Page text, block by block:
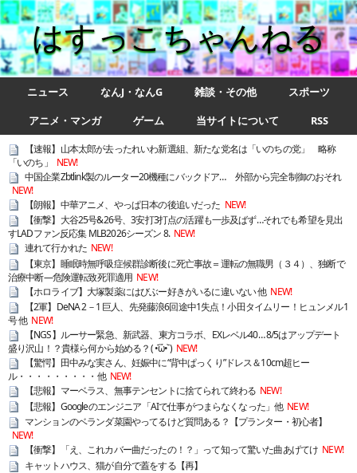
はすっこちゃんねる
ニュース なんJ・なんG 雑談・その他
スポーツ
アニメ・マンガ
ゲーム 当サイトについて RSS
【速報】山本太郎が去ったれいわ新選組、新たな党名は「いのちの党」 略称
「いのち」
NEW!
中国企業Zbtlink製のルーター20機種にバックドア… 外部から完全制御のおそれ
NEW!
【朗報】中華アニメ、やっぱ日本の後追いだった NEW!
【衝撃】大谷25号&26号、3安打3打点の活躍も一歩及ばず…それでも希望を見出
すLADファン反応集 MLB2026シーズン 8. NEW!
連れて行かれた NEW!
【東京】睡眠時無呼吸症候群診断後に死亡事故＝運転の無職男（３４）、独断で
治療中断―危険運転致死罪適用 NEW!
【ホロライブ】大塚製薬にはびぶー好きがいるに違いない 他 NEW!
【2軍】DeNA 2－1 巨人、先発藤浪6回途中1失点！小田タイムリー！ヒュンメル1
号 他 NEW!
【NGS】ルーサー緊急、新武器、東方コラボ、EXレベル40… 8/5はアップデート
盛り沢山！？貴様ら何から始める？( •᷄ὤ•᷅ ) NEW!
【驚愕】田中みな実さん、妊娠中に“背中ぱっくり”ドレス＆10cm超ヒー
ル・・・・・・・・・他 NEW!
【悲報】マーベラス、無事テンセントに捨てられて終わる NEW!
【悲報】Googleのエンジニア「AIで仕事がつまらなくなった」他 NEW!
マンションのベランダ菜園やってるけど質問ある？【プランター・初心者】
NEW!
【衝撃】「え、これカバー曲だったの！？」って知って驚いた曲あげてけ NEW!
キャットハウス、猫が自分で蓋をする【再】